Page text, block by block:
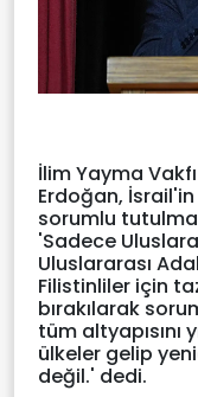
İlim Yayma
Erdoğan,
sorumlu
'Sadece
Uluslararası
Filistinliler için
bırakılarak
tüm altyapısını
ülkeler gelip
değil.' dedi.